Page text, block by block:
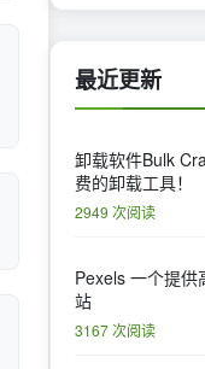
最近更新
卸载软件Bulk
费的卸载工具！
2949 次阅读
​Pexels 一个提供
站
3167 次阅读